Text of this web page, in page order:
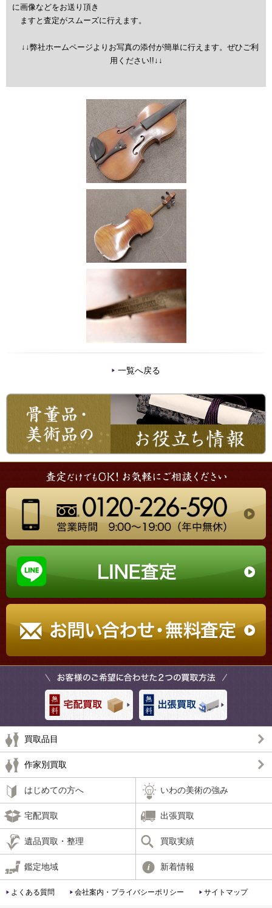
に画像などをお送り頂き
ますと査定がスムーズに行えます。
↓ ↓弊社ホームページよりお写真の添付が簡単に行えます。ぜひご利
用ください!!↓ ↓
一覧へ戻る
買取品目
作家別買取
はじめての方へ いわの美術の強み
宅配買取 出張買取
遺品買取・整理 買取実績
鑑定地域 新着情報
よくある質問 会社案内・プライバシーポリシー サイトマップ